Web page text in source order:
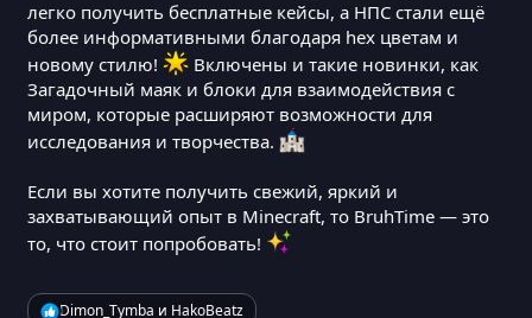
легко получить бесплатные кейсы, а НПС стали ещё
более информативными благодаря hex цветам и
новому стилю!
Включены и такие новинки, как
Загадочный маяк и блоки для взаимодействия с
миром, которые расширяют возможности для
исследования и творчества.
Если вы хотите получить свежий, яркий и
захватывающий опыт в Minecraft, то BruhTime — это
то, что стоит попробовать!
Р
Dimon_Tymba и HakoBeatz